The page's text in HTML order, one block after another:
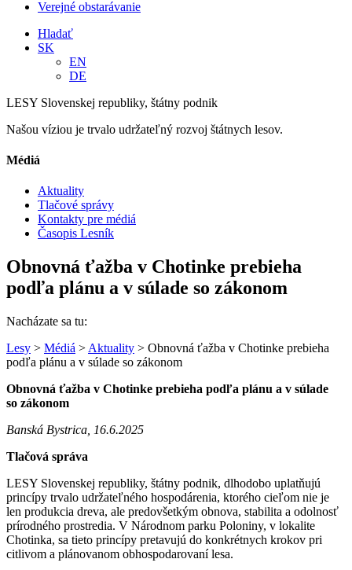
Verejné obstarávanie
Hladať
SK
EN
DE
LESY Slovenskej republiky, štátny podnik
Našou víziou je trvalo udržateľný rozvoj štátnych lesov.
Médiá
Aktuality
Tlačové správy
Kontakty pre médiá
Časopis Lesník
Obnovná ťažba v Chotinke prebieha
podľa plánu a v súlade so zákonom
Nacházate sa tu:
Lesy > Médiá > Aktuality > Obnovná ťažba v Chotinke prebieha
podľa plánu a v súlade so zákonom
Obnovná ťažba v Chotinke prebieha podľa plánu a v súlade
so zákonom
Banská Bystrica, 16.6.2025
Tlačová správa
LESY Slovenskej republiky, štátny podnik, dlhodobo uplatňujú
princípy trvalo udržateľného hospodárenia, ktorého cieľom nie je
len produkcia dreva, ale predovšetkým obnova, stabilita a odolnosť
prírodného prostredia. V Národnom parku Poloniny, v lokalite
Chotinka, sa tieto princípy pretavujú do konkrétnych krokov pri
citlivom a plánovanom obhospodarovaní lesa.